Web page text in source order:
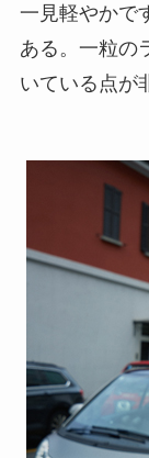
一見軽やかで
ある。一粒の
いている点が